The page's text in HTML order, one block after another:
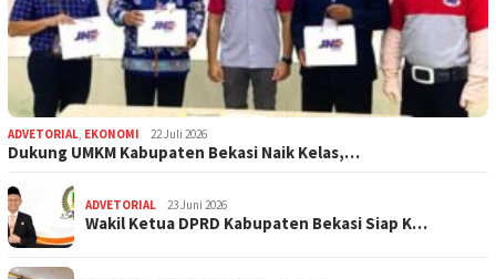
ADVETORIAL, EKONOMI 22 Juli 2026
Dukung UMKM Kabupaten Bekasi Naik Kelas,…
ADVETORIAL 23 Juni 2026
Wakil Ketua DPRD Kabupaten Bekasi Siap K…